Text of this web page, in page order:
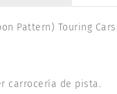
Pattern) Touring Cars.
carrocería de pista.